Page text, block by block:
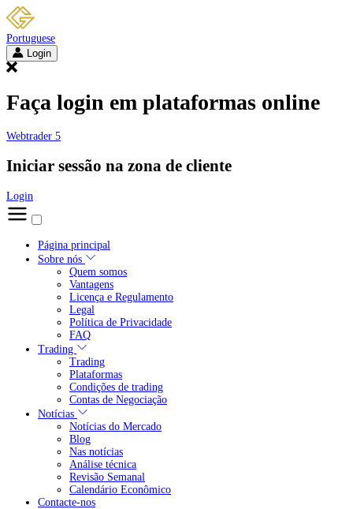
Portuguese
Login
Faça login em plataformas online
Webtrader 5
Iniciar sessão na zona de cliente
Login
Página principal
Sobre nós
Quem somos
Vantagens
Licença e Regulamento
Legal
Política de Privacidade
FAQ
Trading
Trading
Plataformas
Condições de trading
Contas de Negociação
Notícias
Notícias do Mercado
Blog
Nas notícias
Análise técnica
Revisão Semanal
Calendário Econômico
Contacte-nos